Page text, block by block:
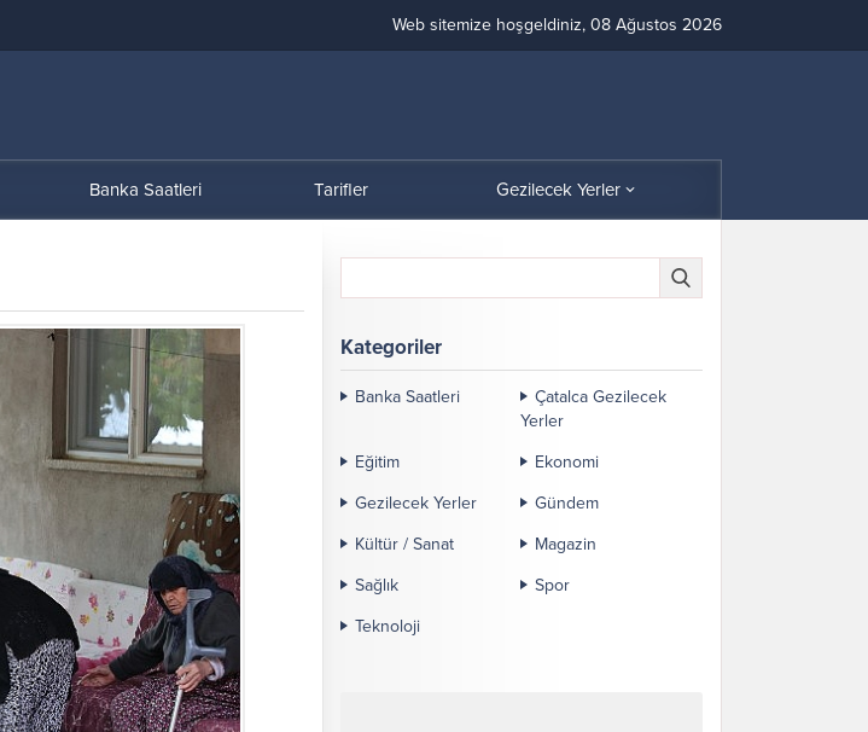
Web sitemize hoşgeldiniz, 08 Ağustos 2026
Banka Saatleri Tarifler Gezilecek Yerler
Kategoriler
Banka Saatleri
Çatalca Gezilecek
Yerler
Eğitim
Ekonomi
Gezilecek Yerler
Gündem
Kültür / Sanat
Magazin
Sağlık
Spor
Teknoloji